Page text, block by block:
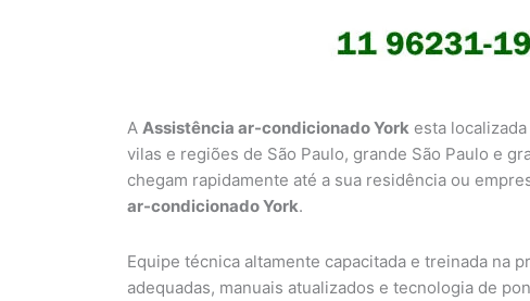
A Assistência ar-condicionado York esta
vilas e regiões de São Paulo, grande São Paulo e
chegam rapidamente até a sua residência ou
ar-condicionado York.
Equipe técnica altamente capacitada e treinada na
adequadas, manuais atualizados e tecnologia de